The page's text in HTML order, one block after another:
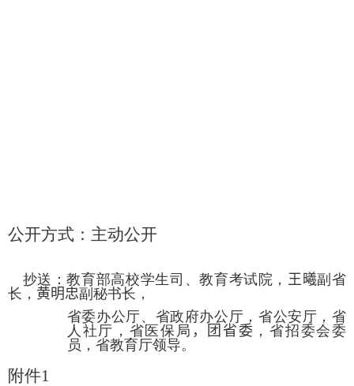
公开方式： 主动公开
抄送：教育部高校学生司、教育考试院， 王曦副省
长， 黄明忠副秘书长，
省委办公厅、省政府办公厅，省公安厅，省
人社厅，省医保局 ， 团省委 ，省招委会委
员，省教育厅领导。
附件1